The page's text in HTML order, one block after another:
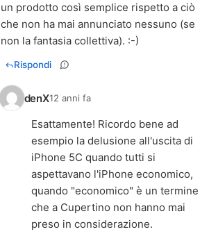
un prodotto così semplice rispetto a ciò
che non ha mai annunciato nessuno (se
non la fantasia collettiva). :-)
Rispondi
denX12 anni fa
Esattamente! Ricordo bene ad
esempio la delusione all'uscita di
iPhone 5C quando tutti si
aspettavano l'iPhone economico,
quando "economico" è un termine
che a Cupertino non hanno mai
preso in considerazione.